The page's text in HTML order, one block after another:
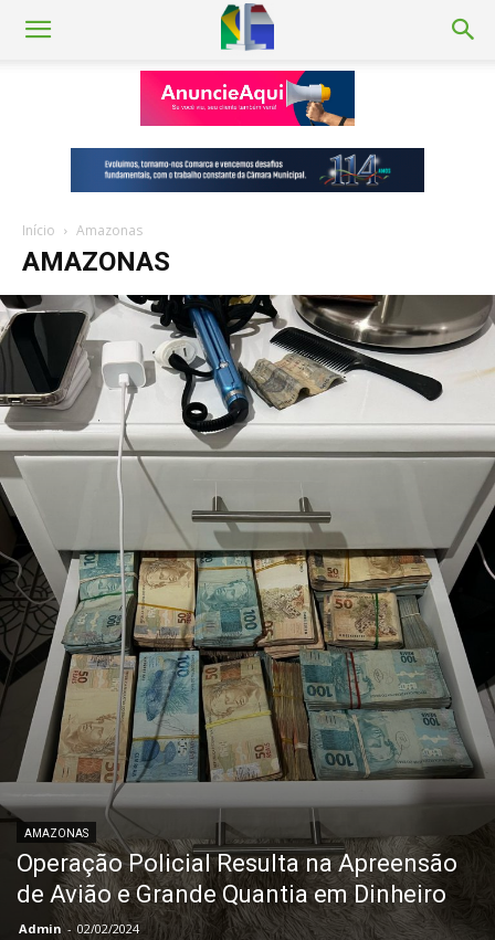
Início Amazonas
AMAZONAS
AMAZONAS
Operação Policial Resulta na Apreensão
de Avião e Grande Quantia em Dinheiro
Admin - 02/02/2024